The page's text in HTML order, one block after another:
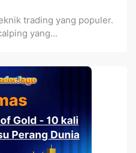
trading yang populer.
yang...